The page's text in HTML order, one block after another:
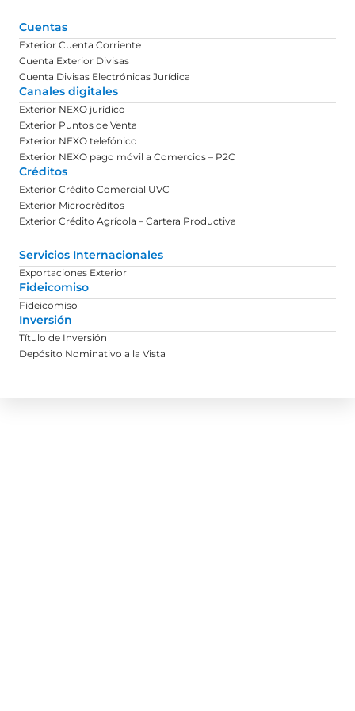
Cuentas
Exterior Cuenta Corriente
Cuenta Exterior Divisas
Cuenta Divisas Electrónicas Jurídica
Canales digitales
Exterior NEXO jurídico
Exterior Puntos de Venta
Exterior NEXO telefónico
Exterior NEXO pago móvil a Comercios – P2C
Créditos
Exterior Crédito Comercial UVC
Exterior Microcréditos
Exterior Crédito Agrícola – Cartera Productiva
Servicios Internacionales
Exportaciones Exterior
Fideicomiso
Fideicomiso
Inversión
Título de Inversión
Depósito Nominativo a la Vista